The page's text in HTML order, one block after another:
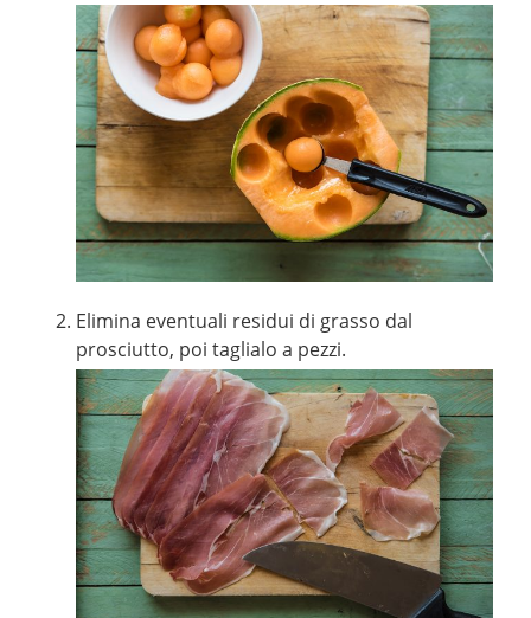
Elimina eventuali residui di grasso dal
prosciutto, poi taglialo a pezzi.